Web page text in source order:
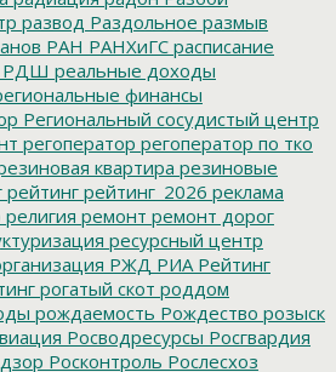
развод Раздольное размыв
РАН РАНХиГС расписание
РДШ реальные доходы
финансы
Региональный сосудистый центр
регоператор регоператор по тко
квартира резиновые
рейтинг рейтинг_2026 реклама
религия ремонт ремонт дорог
ресурсный центр
РЖД РИА Рейтинг
рогатый скот роддом
рождаемость Рождество розыск
Росводресурсы Росгвардия
Росконтроль Рослесхоз